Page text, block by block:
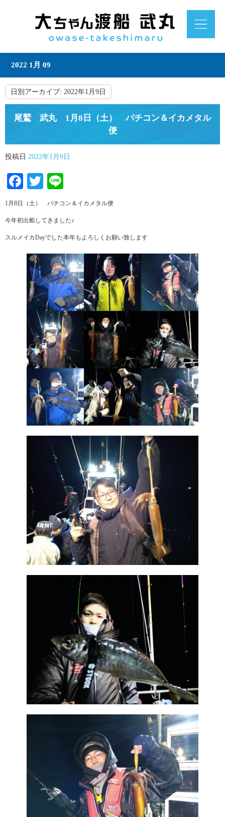
2022 1月 09
日別アーカイブ: 2022年1月9日
尾鷲 武丸 1月8日（土） バチコン＆イカメタル
便
投稿日 2022年1月9日
Facebook
Twitter
1月8日（土） バチコン＆イカメタル便
今年初出船してきました♪
スルメイカDayでした本年もよろしくお願い致します